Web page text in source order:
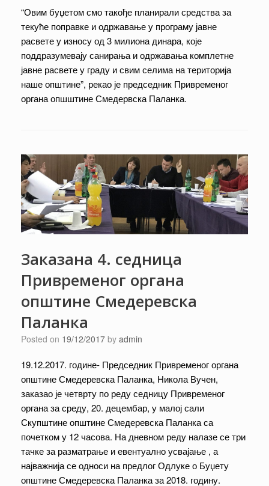
“Овим буџетом смо такође планирали средства за
текуће поправке и одржавање у програму јавне
расвете у износу од 3 милиона динара, које
поддразумевају санирања и одржавања комплетне
јавне расвете у граду и свим селима на територија
наше општине”, рекао је председник Привременог
органа опшштине Смедервска Паланка.
Заказана 4. седница
Привременог органа
општине Смедеревска
Паланка
Posted on 19/12/2017 by admin
19.12.2017. године- Председник Привременог органа
општине Смедеревска Паланка, Никола Вучен,
заказао је четврту по реду седницу Привременог
органа за среду, 20. децембар, у малој сали
Скупштине општине Смедеревска Паланка са
почетком у 12 часова. На дневном реду налазе се три
тачке за разматрање и евентуално усвајање , а
најважнија се односи на предлог Одлуке о Буџету
општине Смедеревска Паланка за 2018. годину.